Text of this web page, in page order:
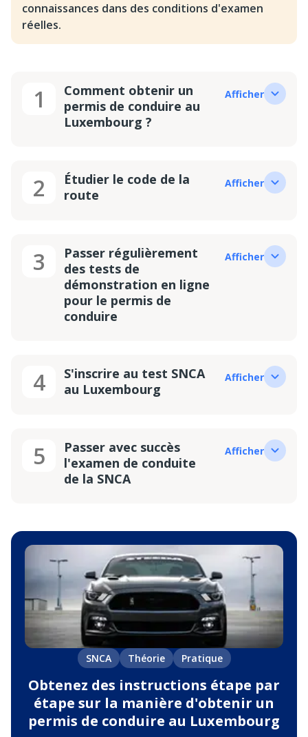
connaissances dans des conditions d'examen
réelles.
1
Comment obtenir un
permis de conduire au
Luxembourg ?
Afficher
2
Étudier le code de la
route
Afficher
3
Passer régulièrement
des tests de
démonstration en ligne
pour le permis de
conduire
Afficher
4
S'inscrire au test SNCA
au Luxembourg
Afficher
5
Passer avec succès
l'examen de conduite
de la SNCA
Afficher
SNCA Théorie Pratique
Obtenez des instructions étape par
étape sur la manière d'obtenir un
permis de conduire au Luxembourg